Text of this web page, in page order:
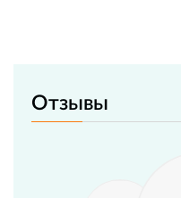
Отзывы